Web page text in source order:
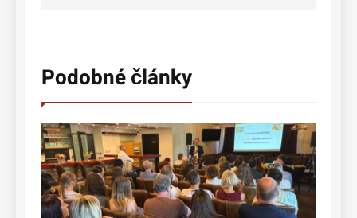
Podobné články